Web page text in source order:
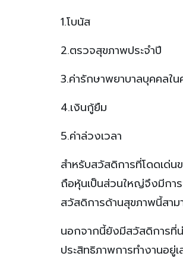
1.โบนัส
2.ตรวจสุขภาพประจำปี
3.ค่ารักษาพยาบาลบุคคลใ
4.เงินกู้ยืม
5.ค่าล่วงเวลา
สำหรับสวัสดิการที่โดดเด่
ถือหุ้นเป็นส่วนใหญ่จึงมีกา
สวัสดิการด้านสุขภาพนี้สาม
นอกจากนี้ยังมีสวัสดิการที่
ประสิทธิภาพการทำงานอ